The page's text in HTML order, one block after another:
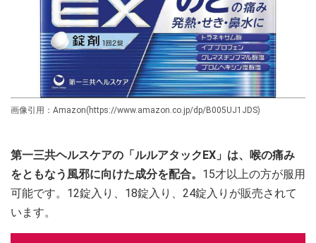
画像引用：Amazon(https://www.amazon.co.jp/dp/B005UJ1JDS)
第一三共ヘルスケアの「ルルアタックEX」は、喉の痛み
をともなう風邪に向けた成分を配合。 15才以上の方が服用
可能です。12錠入り、18錠入り、24錠入りが販売されて
います。